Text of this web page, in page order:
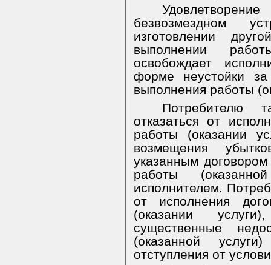
безвозмездном
изготовлении
выполнении
освобождает
форме неустойки
выполнения работы
Потребителю
отказаться от
работы (оказании
возмещения
указанным
работы
исполнителем.
от исполнения
(оказании
существенные
(оказанной
отступления от